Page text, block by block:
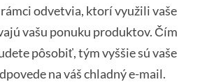
rámci odvetvia, ktorí využili vaše
vašu ponuku produktov. Čím
pôsobiť, tým vyššie sú vaše
na váš chladný e-mail.